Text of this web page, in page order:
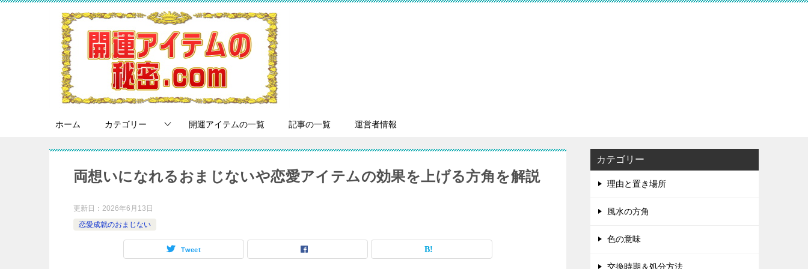
ホーム カテゴリー 開運アイテムの一覧 記事の一覧 運営者情報
両想いになれるおまじないや恋愛アイテムの効果を上げる方角を解説
更新日： 2026年6月13日
恋愛成就のおまじない
Tweet
カテゴリー
理由と置き場所
風水の方角
色の意味
交換時期＆処分方法